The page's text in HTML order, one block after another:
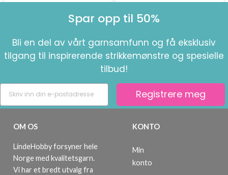
Spar opp til 50%
Bli en del av vårt garnsamfunn og få eksklusiv
tilgang til inspirerende strikkemønstre og spesielle
tilbud!
Registrere meg
OM OS
LindeHobby forsyner hele
Norge med kvalitetsgarn.
Vi har et bredt utvalg fra
KONTO
Min
konto